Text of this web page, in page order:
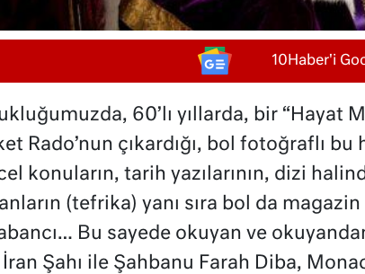
10Haber'i
60’lı yıllarda, bir “Hayat
Rado’nun çıkardığı, bol fotoğraflı bu
konuların, tarih yazılarının, dizi
(tefrika) yanı sıra bol da
Bu sayede okuyan ve
Şahı ile Şahbanu Farah Diba,